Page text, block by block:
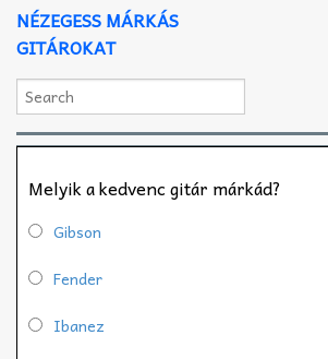
NÉZEGESS MÁRKÁS
GITÁROKAT
Melyik a kedvenc gitár márkád?
Gibson
Fender
Ibanez